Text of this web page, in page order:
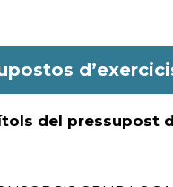
del pressupost